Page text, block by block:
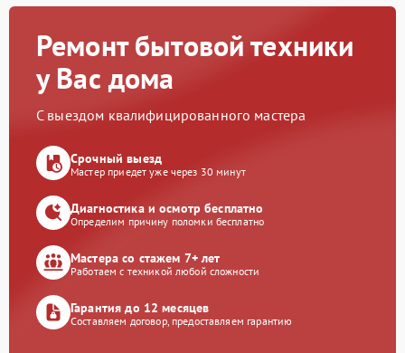
Ремонт бытовой техники
у Вас дома
С выездом квалифицированного мастера
Срочный выезд
Мастер приедет уже через 30 минут
Диагностика и осмотр бесплатно
Определим причину поломки бесплатно
Мастера со стажем 7+ лет
Работаем с техникой любой сложности
Гарантия до 12 месяцев
Составляем договор, предоставляем гарантию